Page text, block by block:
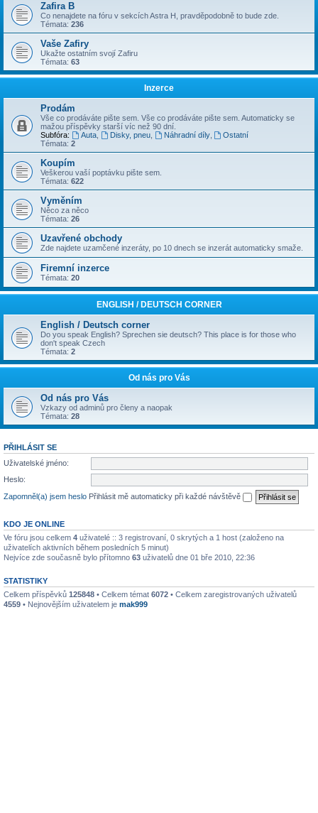
Zafira B
Co nenajdete na fóru v sekcích Astra H, pravděpodobně to bude zde.
Témata: 236
Vaše Zafiry
Ukažte ostatním svojí Zafiru
Témata: 63
Inzerce
Prodám
Vše co prodáváte pište sem. Vše co prodáváte pište sem. Automaticky se
mažou příspěvky starší víc než 90 dní.
Subfóra:
Auta, Disky, pneu, Náhradní díly,
Ostatní
Témata: 2
Koupím
Veškerou vaší poptávku pište sem.
Témata: 622
Vyměním
Něco za něco
Témata: 26
Uzavřené obchody
Zde najdete uzamčené inzeráty, po 10 dnech se inzerát automaticky smaže.
Firemní inzerce
Témata: 20
ENGLISH / DEUTSCH CORNER
English / Deutsch corner
Do you speak English? Sprechen sie deutsch? This place is for those who
don't speak Czech
Témata: 2
Od nás pro Vás
Od nás pro Vás
Vzkazy od adminů pro členy a naopak
Témata: 28
PŘIHLÁSIT SE
Uživatelské jméno:
Heslo:
Zapomněl(a) jsem heslo Přihlásit mě automaticky při každé návštěvě
KDO JE ONLINE
Ve fóru jsou celkem 4 uživatelé :: 3 registrovaní, 0 skrytých a 1 host (založeno na
uživatelích aktivních během posledních 5 minut)
Nejvíce zde současně bylo přítomno 63 uživatelů dne 01 bře 2010, 22:36
STATISTIKY
Celkem příspěvků 125848 • Celkem témat 6072 • Celkem zaregistrovaných uživatelů
4559 • Nejnovějším uživatelem je mak999